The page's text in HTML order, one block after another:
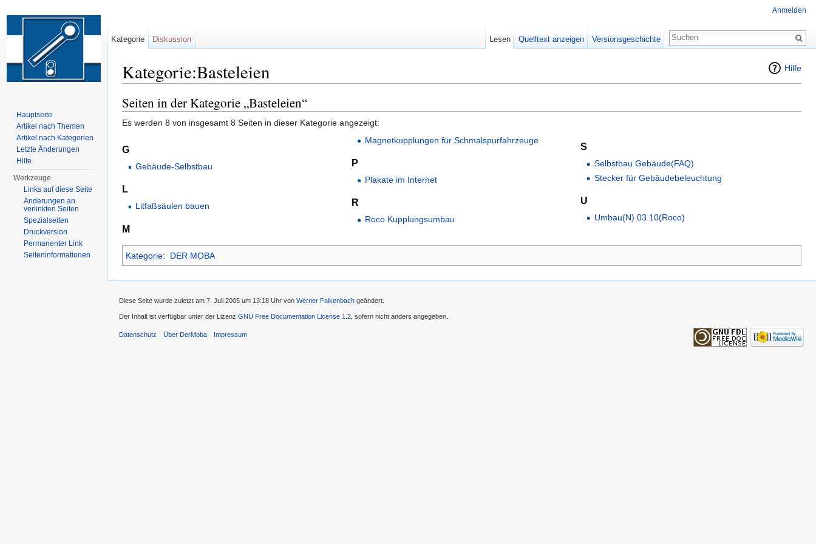
Hilfe
Kategorie:Basteleien
Seiten in der Kategorie „Basteleien“
Es werden 8 von insgesamt 8 Seiten in dieser Kategorie angezeigt:
G
Gebäude-Selbstbau
L
Litfaßsäulen bauen
M
Magnetkupplungen für Schmalspurfahrzeuge
P
Plakate im Internet
R
Roco Kupplungsumbau
S
Selbstbau Gebäude(FAQ)
Stecker für Gebäudebeleuchtung
U
Umbau(N) 03.10(Roco)
Kategorie: DER MOBA
Anmelden
Kategorie Diskussion Lesen Quelltext anzeigen Versionsgeschichte
Hauptseite
Artikel nach Themen
Artikel nach Kategorien
Letzte Änderungen
Hilfe
Werkzeuge
Links auf diese Seite
Änderungen an
verlinkten Seiten
Spezialseiten
Druckversion
Permanenter Link
Seiten­informationen
Diese Seite wurde zuletzt am 7. Juli 2005 um 13:18 Uhr von Werner Falkenbach geändert.
Der Inhalt ist verfügbar unter der Lizenz GNU Free Documentation License 1.2 , sofern nicht anders angegeben.
Datenschutz Über DerMoba Impressum